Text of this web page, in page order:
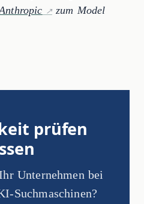
zum Model
prüfen
Unternehmen bei
Suchmaschinen?